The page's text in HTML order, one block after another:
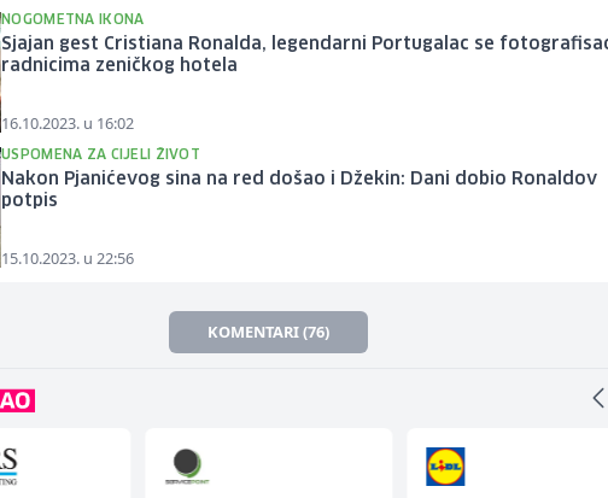
NOGOMETNA IKONA
Sjajan gest Cristiana Ronalda, legendarni Portugalac se
radnicima zeničkog hotela
16.10.2023. u 16:02
USPOMENA ZA CIJELI ŽIVOT
Nakon Pjanićevog sina na red došao i Džekin: Dani dobio Ronaldov
potpis
15.10.2023. u 22:56
KOMENTARI (76)